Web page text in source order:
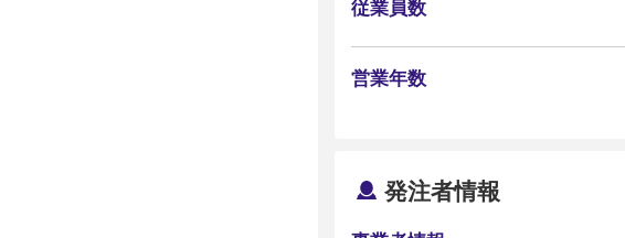
従業員数
営業年数
発注者情報